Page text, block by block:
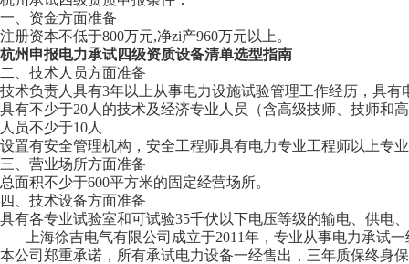
一、资金方面准备
注册资本不低于800万元,净zi产960万元以上。
杭州申报电力承试四级资质设备清单选型指南
二、技术人员方面准备
技术负责人具有3年以上从事电力设施试验管理工作经历，具
具有不少于20人的技术及经济专业人员（含高级技师、技师和
人员不少于10人
设置有安全管理机构，安全工程师具有电力专业工程师以上专
三、营业场所方面准备
总面积不少于600平方米的固定经营场所。
四、技术设备方面准备
具有各专业试验室和可试验35千伏以下电压等级的输电、供电
上海徐吉电气有限公司成立于2011年，专业从事电力承试
本公司郑重承诺，所有承试电力设备一经售出，三年质保终身